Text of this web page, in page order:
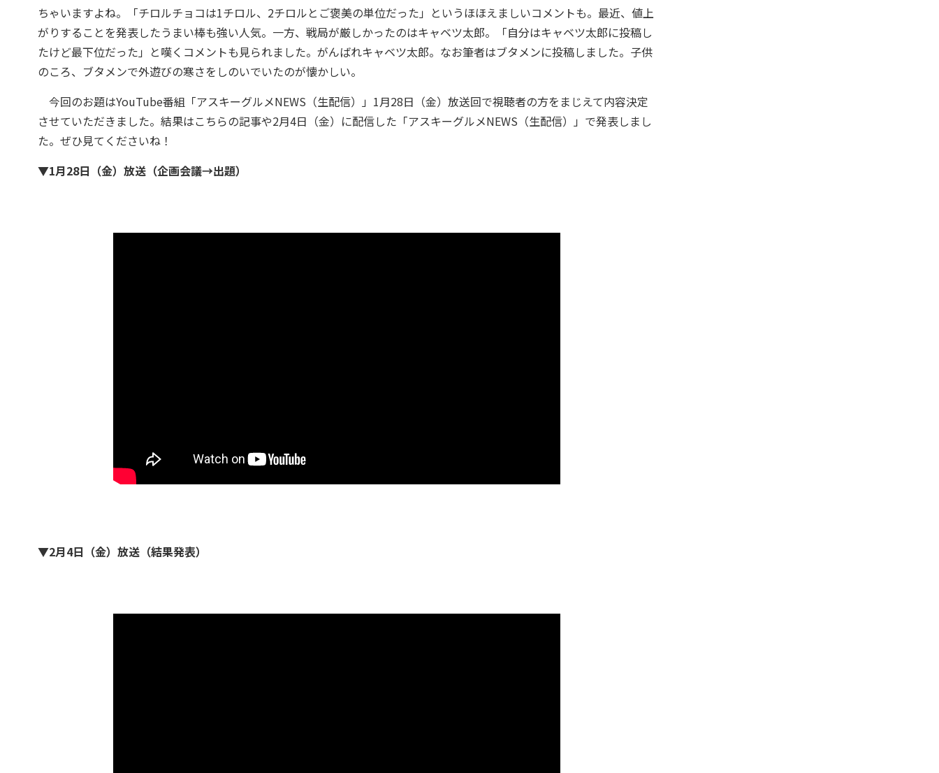
ちゃいますよね。「チロルチョコは1チロル、2チロルとご褒美の単位だった」というほほえましいコメントも。最近、値上
がりすることを発表したうまい棒も強い人気。一方、戦局が厳しかったのはキャベツ太郎。「自分はキャベツ太郎に投稿し
たけど最下位だった」と嘆くコメントも見られました。がんばれキャベツ太郎。なお筆者はブタメンに投稿しました。子供
のころ、ブタメンで外遊びの寒さをしのいでいたのが懐かしい。
今回のお題はYouTube番組「アスキーグルメNEWS（生配信）」1月28日（金）放送回で視聴者の方をまじえて内容決定
させていただきました。結果はこちらの記事や2月4日（金）に配信した「アスキーグルメNEWS（生配信）」で発表しまし
た。ぜひ見てくださいね！
▼1月28日（金）放送（企画会議→出題）
▼2月4日（金）放送（結果発表）